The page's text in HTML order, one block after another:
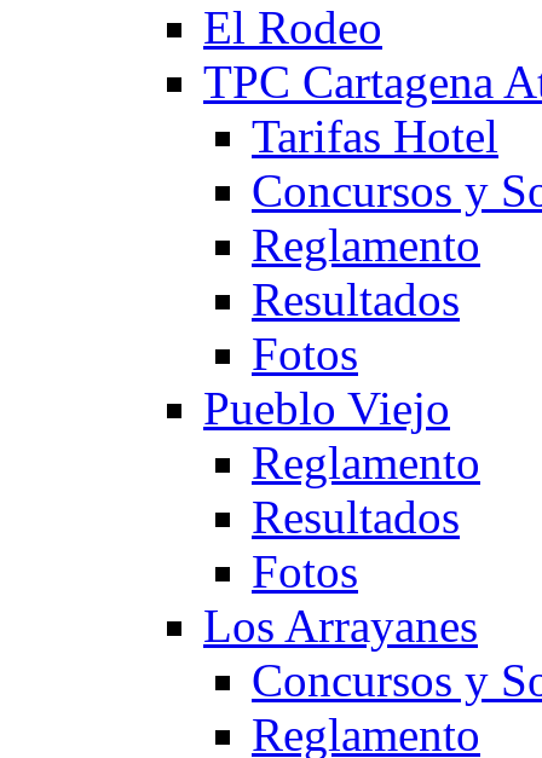
El Rodeo
TPC Cartagena
Tarifas Hotel
Concursos y
Reglamento
Resultados
Fotos
Pueblo Viejo
Reglamento
Resultados
Fotos
Los Arrayanes
Concursos y
Reglamento